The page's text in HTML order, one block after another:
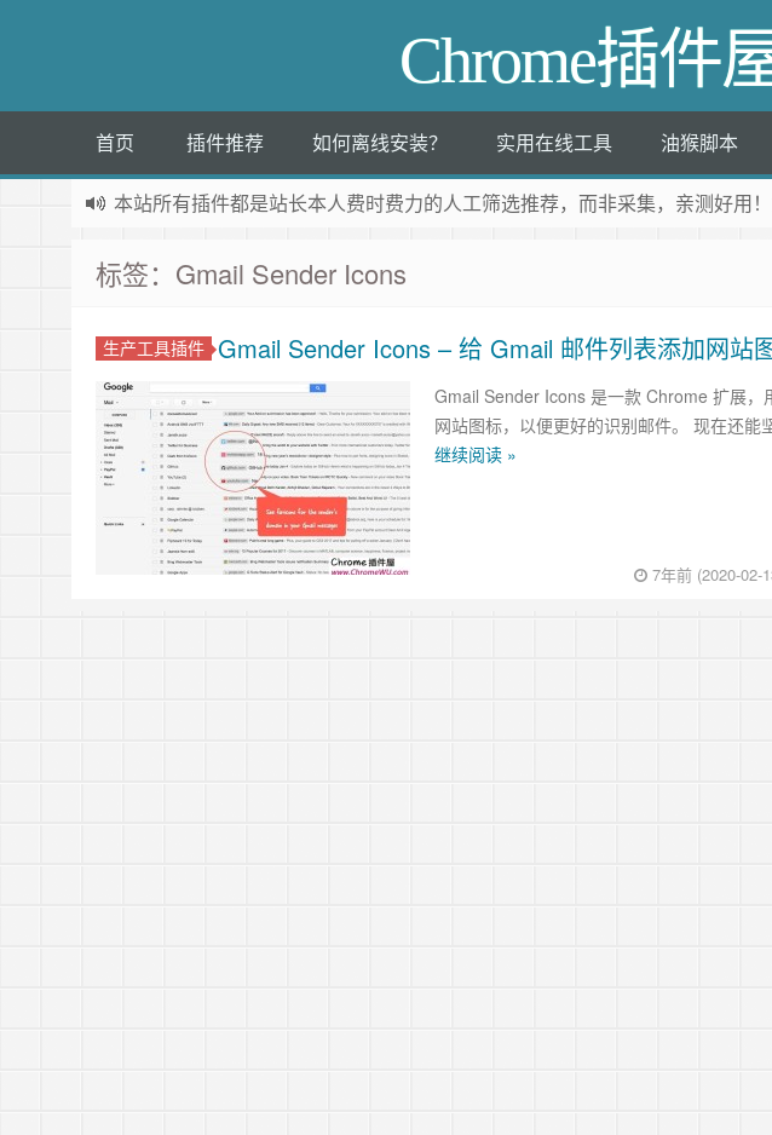
Chrome插件
首页 插件推荐 如何离线安装？ 实用在线工具 油猴脚本
本站所有插件都是站长本人费时费力的人工筛选推荐，而非采集，亲测好用
标签：Gmail Sender Icons
生产工具插件 Gmail Sender Icons – 给 Gmail 邮件列表添加网站
Gmail Sender Icons 是一款 Chrome 扩展
网站图标，以便更好的识别邮件。 现在还
继续阅读 »
7年前 (2020-02-